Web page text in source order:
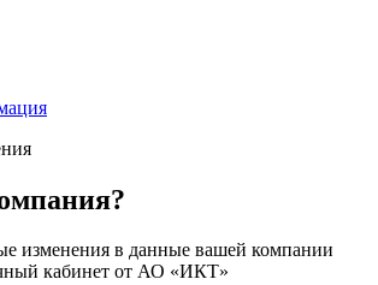
изменения в данные вашей компании
кабинет от АО «ИКТ»